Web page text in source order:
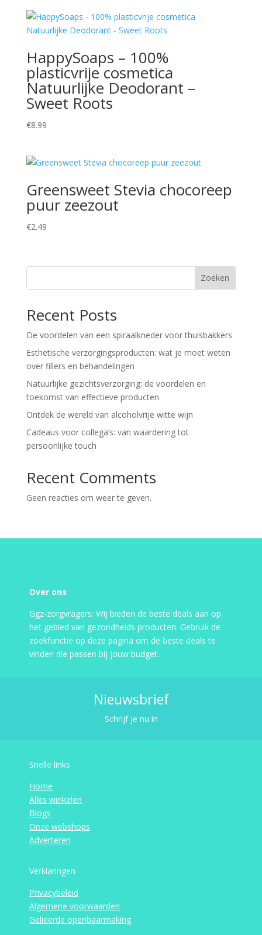
HappySoaps – 100%
plasticvrije cosmetica
Natuurlijke Deodorant –
Sweet Roots
€8.99
Greensweet Stevia chocoreep
puur zeezout
€2.49
Zoeken
Recent Posts
De voordelen van een spiraalkneder voor thuisbakkers
Esthetische verzorgingsproducten: wat je moet weten
over fillers en behandelingen
Natuurlijke gezichtsverzorging: de voordelen en
toekomst van effectieve producten
Ontdek de wereld van alcoholvrije witte wijn
Cadeaus voor collega’s: van waardering tot
persoonlijke touch
Recent Comments
Geen reacties om weer te geven.
Over ons
Ggz-zorgvragers: Wij bieden de beste deals aan op
het gebied van gezondheids producten. Gebruik de
zoekfunctie op deze pagina om de beste deals te
vinden die passen bij jouw budget.
Nieuwsbrief
Schrijf je nu in
Snelle links
Home
Alles winkelen
Blogs
Onze webshops
Adverteren
Verklaringen
Privacybeleid
Algemene voorwaarden
Gelieerde openbaarmaking